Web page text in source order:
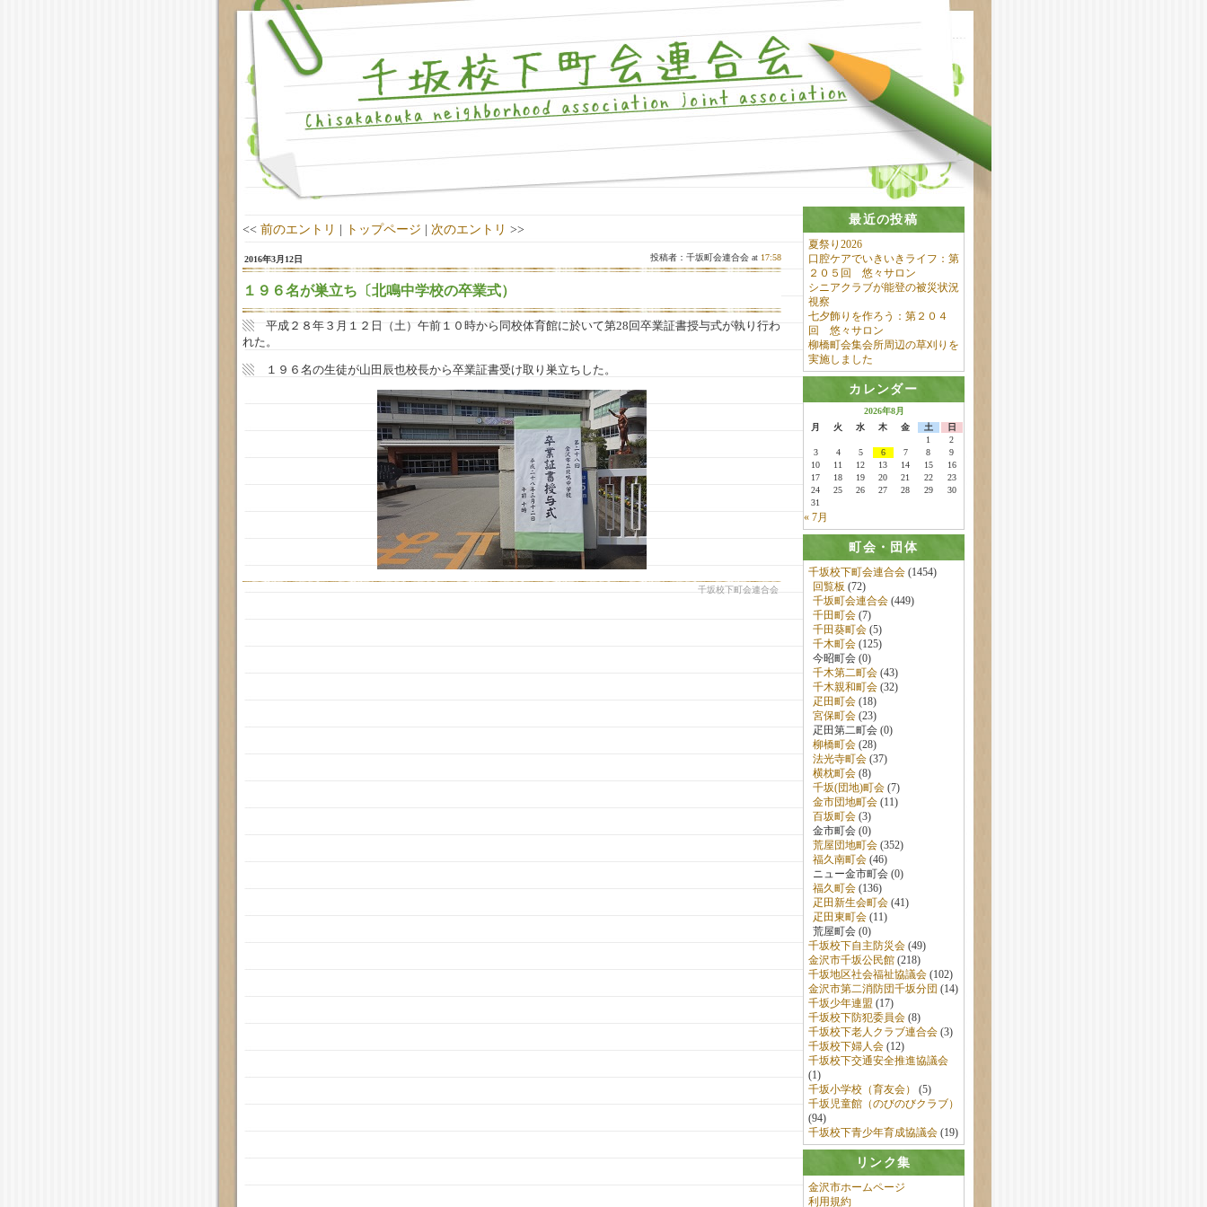
最近の投稿
夏祭り2026
口腔ケアでいきいきライフ：第
２０５回 悠々サロン
シニアクラブが能登の被災状況
視察
七夕飾りを作ろう：第２０４
回 悠々サロン
柳橋町会集会所周辺の草刈りを
実施しました
カレンダー
2026年8月
月
火 水 木 金 土
日
1
2
3
4 5 6 7 8
9
10
11 12 13 14 15
16
17
18 19 20 21 22
23
24
25 26 27 28 29
30
31
« 7月
町会・団体
千坂校下町会連合会(1454)
回覧板 (72)
千坂町会連合会(449)
千田町会(7)
千田葵町会(5)
千木町会(125)
今昭町会 (0)
千木第二町会(43)
千木親和町会(32)
疋田町会(18)
宮保町会(23)
疋田第二町会 (0)
柳橋町会(28)
法光寺町会(37)
横枕町会(8)
千坂(団地)町会(7)
金市団地町会(11)
百坂町会(3)
金市町会 (0)
荒屋団地町会(352)
福久南町会(46)
ニュー金市町会 (0)
福久町会(136)
疋田新生会町会(41)
疋田東町会(11)
荒屋町会 (0)
千坂校下自主防災会(49)
金沢市千坂公民館(218)
千坂地区社会福祉協議会(102)
金沢市第二消防団千坂分団 (14)
千坂少年連盟 (17)
千坂校下防犯委員会(8)
千坂校下老人クラブ連合会(3)
千坂校下婦人会(12)
千坂校下交通安全推進協議会
(1)
千坂小学校（育友会）
(5)
千坂児童館（のびのびクラブ）
(94)
千坂校下青少年育成協議会(19)
リンク集
金沢市ホームページ
利用規約
<<前のエントリ | トップページ | 次のエントリ >>
2016年3月12日 投稿者：千坂町会連合会 at 17:58
１９６名が巣立ち〔北鳴中学校の卒業式）
▧ 平成２８年３月１２日（土）午前１０時から同校体育館に於いて第28回卒業証書授与式が執り行わ
れた。
▧ １９６名の生徒が山田辰也校長から卒業証書受け取り巣立ちした。
千坂校下町会連合会